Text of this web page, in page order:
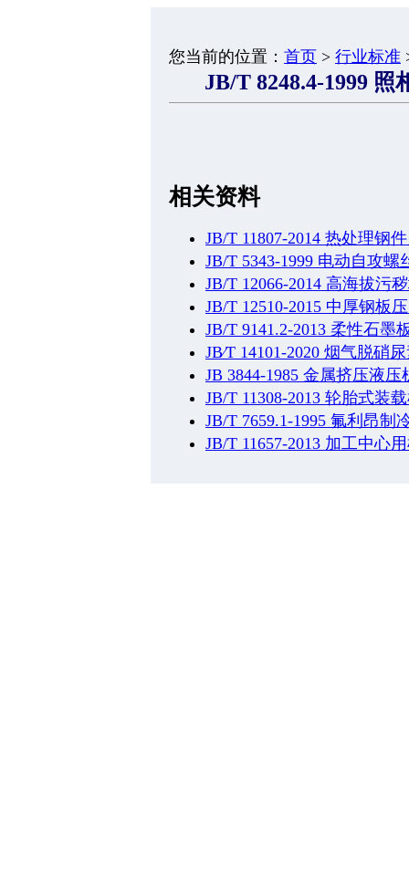
您当前的位置： 首页 > 行业标准
JB/T 8248.4-1999
相关资料
JB/T 11807-2014 热处理钢
JB/T 5343-1999 电动自攻螺
JB/T 12066-2014 高海拔污
JB/T 12510-2015 中厚钢板
JB/T 9141.2-2013 柔性石墨
JB∕T 14101-2020 烟气脱硝
JB 3844-1985 金属挤压液压
JB/T 11308-2013 轮胎式装
JB/T 7659.1-1995 氟利昂制
JB/T 11657-2013 加工中心